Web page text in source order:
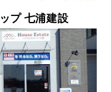
プ 七浦建設